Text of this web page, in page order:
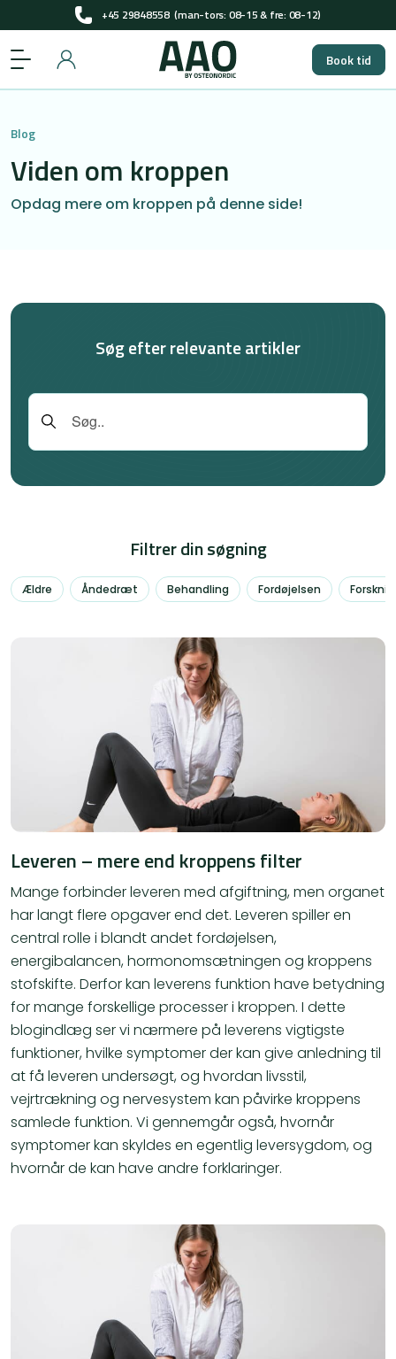
Få pladser til gratis screening i 2026
+45 29848558(man-tors: 08-15 & fre: 08-12)
Få pladser til gratis screening i 2026
Book tid
Blog
Viden om kroppen
Opdag mere om kroppen på denne side!
Søg efter relevante artikler
Filtrer din søgning
Ældre Åndedræt Behandling Fordøjelsen
Leveren – mere end kroppens filter
Mange forbinder leveren med afgiftning, men organet
har langt flere opgaver end det. Leveren spiller en
central rolle i blandt andet fordøjelsen,
energibalancen, hormonomsætningen og kroppens
stofskifte. Derfor kan leverens funktion have betydning
for mange forskellige processer i kroppen. I dette
blogindlæg ser vi nærmere på leverens vigtigste
funktioner, hvilke symptomer der kan give anledning til
at få leveren undersøgt, og hvordan livsstil,
vejrtrækning og nervesystem kan påvirke kroppens
samlede funktion. Vi gennemgår også, hvornår
symptomer kan skyldes en egentlig leversygdom, og
hvornår de kan have andre forklaringer.